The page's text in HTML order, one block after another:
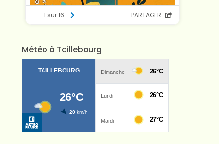
Météo à Taillebourg